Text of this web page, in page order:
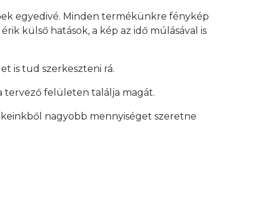
egyedivé. Minden termékünkre fénykép
külső hatások, a kép az idő múlásával is
is tud szerkeszteni rá.
tervező felületen találja magát.
nagyobb mennyiséget szeretne